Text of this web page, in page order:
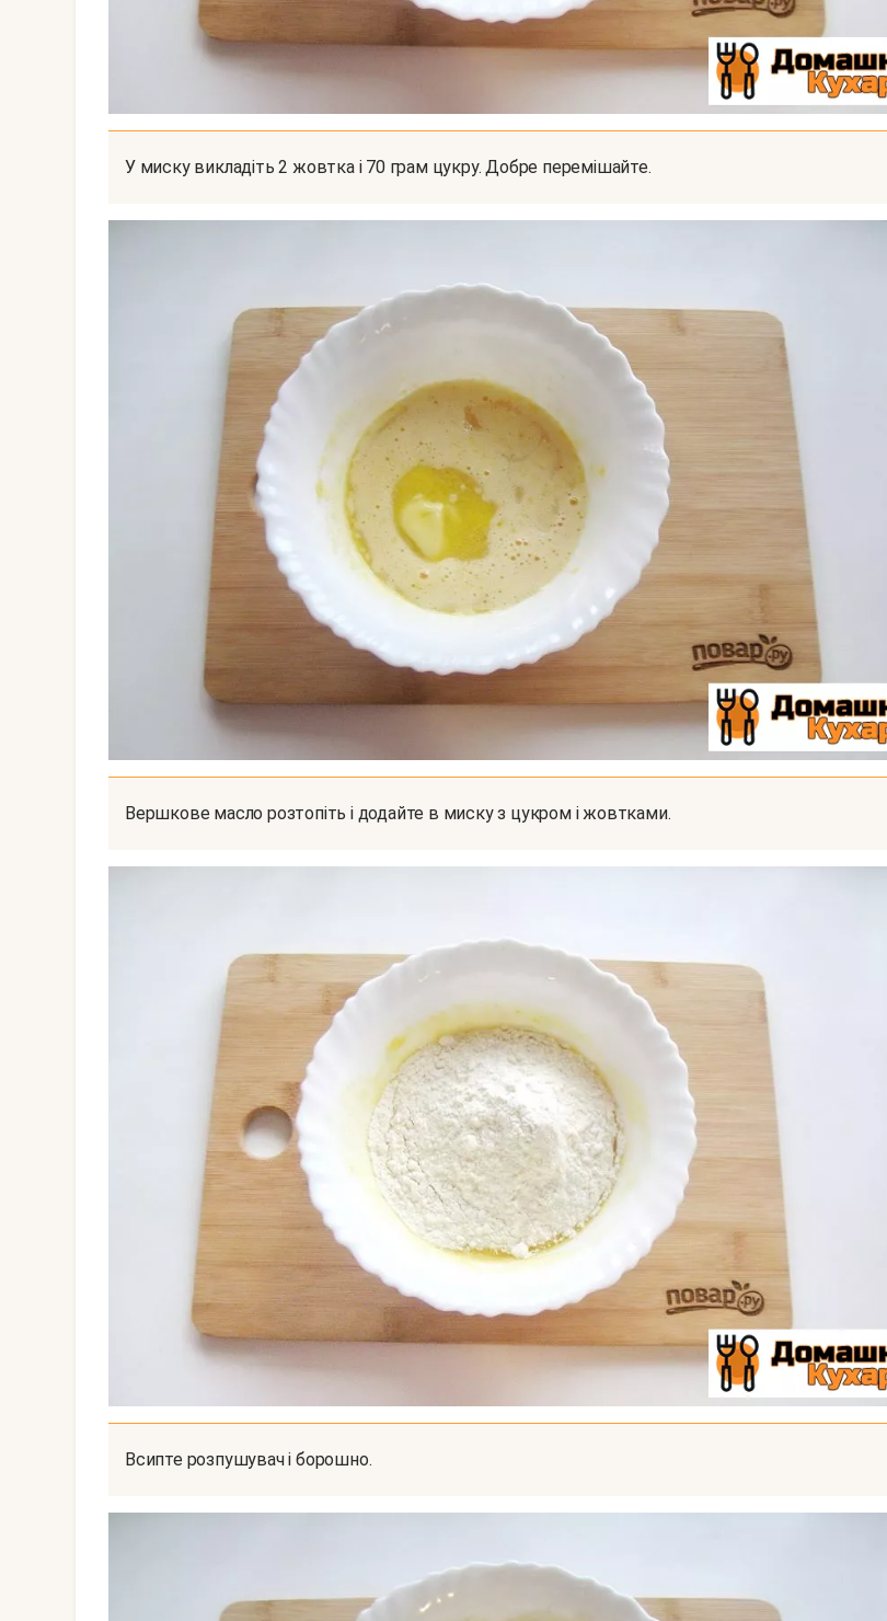
У миску викладіть 2 жовтка і 70 грам цукру. Добре перемішайте.
Вершкове масло розтопіть і додайте в миску з цукром і жовтками.
Всипте розпушувач і борошно.